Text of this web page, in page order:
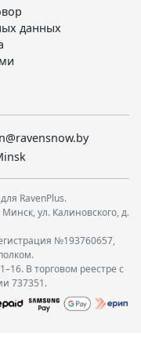
данных
для RavenPlus.
ул. Калиновского, д.
№193760657,
В торговом реестре с
737351.